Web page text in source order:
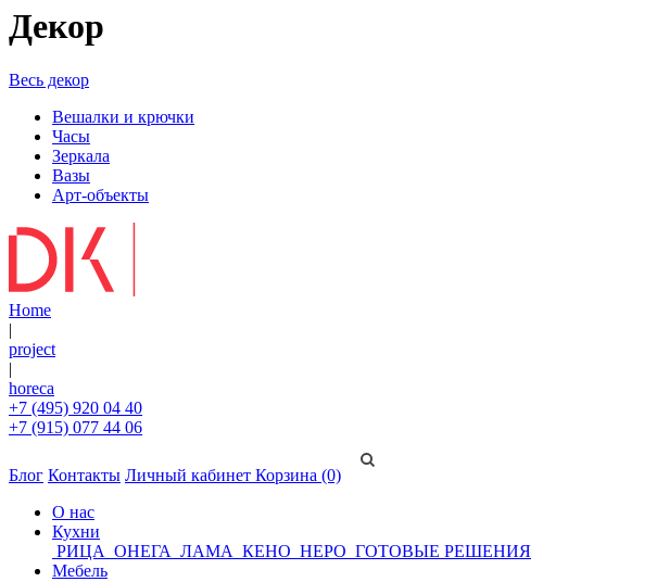
Декор
Весь декор
Вешалки и крючки
Часы
Зеркала
Вазы
Арт-объекты
Home
|
project
|
horeca
+7 (495) 920 04 40
+7 (915) 077 44 06
Блог Контакты Личный кабинет Корзина (0)
О нас
Кухни
РИЦА ОНЕГА ЛАМА КЕНО НЕРО ГОТОВЫЕ РЕШЕНИЯ
Мебель